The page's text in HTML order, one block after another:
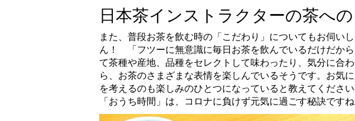
日本茶インストラクターの茶へ
また、普段お茶を飲む時の「こだわり」についてもお伺い
ん！ 「フツーに無意識に毎日お茶を飲んでいるだけだか
て茶種や産地、品種をセレクトして味わったり、気分に合
ら、お茶のさまざまな表情を楽しんでいるそうです。お気
を考えるのも楽しみのひとつになっていると教えてくださ
「おうち時間」は、コロナに負けず元気に過ごす秘訣ですね